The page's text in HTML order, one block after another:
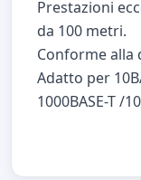
Prestazioni
da 100 metri.
Conforme alla
Adatto per
1000BASE-T /